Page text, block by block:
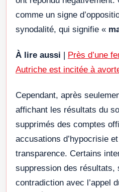
comme un signe
synodalité, qui signifie «
À lire aussi
Près d’une
Autriche est incitée à
Cependant, après
affichant les résultats du
supprimés des comptes
accusations d’hypocrisie
transparence. Certains
suppression des résultats,
contradiction avec l’appel